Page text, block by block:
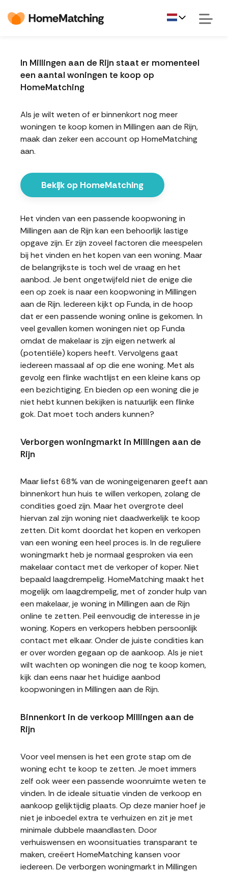
In Millingen aan de Rijn staat er momenteel
een aantal woningen te koop op
HomeMatching
Als je wilt weten of er binnenkort nog meer
woningen te koop komen in Millingen aan de Rijn,
maak dan zeker een account op HomeMatching
aan.
Bekijk op HomeMatching
Het vinden van een passende koopwoning in
Millingen aan de Rijn kan een behoorlijk lastige
opgave zijn. Er zijn zoveel factoren die meespelen
bij het vinden en het kopen van een woning. Maar
de belangrijkste is toch wel de vraag en het
aanbod. Je bent ongetwijfeld niet de enige die
een op zoek is naar een koopwoning in Millingen
aan de Rijn. Iedereen kijkt op Funda, in de hoop
dat er een passende woning online is gekomen. In
veel gevallen komen woningen niet op Funda
omdat de makelaar is zijn eigen netwerk al
(potentiële) kopers heeft. Vervolgens gaat
iedereen massaal af op die ene woning. Met als
gevolg een flinke wachtlijst en een kleine kans op
een bezichtiging. En bieden op een woning die je
niet hebt kunnen bekijken is natuurlijk een flinke
gok. Dat moet toch anders kunnen?
Verborgen woningmarkt in Millingen aan de
Rijn
Maar liefst 68% van de woningeigenaren geeft aan
binnenkort hun huis te willen verkopen, zolang de
condities goed zijn. Maar het overgrote deel
hiervan zal zijn woning niet daadwerkelijk te koop
zetten. Dit komt doordat het kopen en verkopen
van een woning een heel proces is. In de reguliere
woningmarkt heb je normaal gesproken via een
makelaar contact met de verkoper of koper. Niet
bepaald laagdrempelig. HomeMatching maakt het
mogelijk om laagdrempelig, met of zonder hulp van
een makelaar, je woning in Millingen aan de Rijn
online te zetten. Peil eenvoudig de interesse in je
woning. Kopers en verkopers hebben persoonlijk
contact met elkaar. Onder de juiste condities kan
er over worden gegaan op de aankoop. Als je niet
wilt wachten op woningen die nog te koop komen,
kijk dan eens naar het huidige aanbod
koopwoningen in Millingen aan de Rijn.
Binnenkort in de verkoop Millingen aan de
Rijn
Voor veel mensen is het een grote stap om de
woning echt te koop te zetten. Je moet immers
zelf ook weer een passende woonruimte weten te
vinden. In de ideale situatie vinden de verkoop en
aankoop gelijktijdig plaats. Op deze manier hoef je
niet je inboedel extra te verhuizen en zit je met
minimale dubbele maandlasten. Door
verhuiswensen en woonsituaties transparant te
maken, creëert HomeMatching kansen voor
iedereen. De verborgen woningmarkt in Millingen